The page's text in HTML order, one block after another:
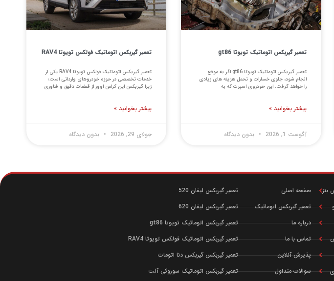
تعمیر گیربکس اتوماتیک تویوتا gt86
تعمیر گیربکس اتوماتیک تویوتا gt86 اگر به موقع
انجام شود، جلوی خسارات و تحمل هزینه های زیادی
را خواهد گرفت. این خودروی اسپرت که به
بیشتر بخوانید »
آگوست 1, 2026 بدون دیدگاه
تعمیر گیربکس اتوماتیک فولکس تویوتا RAV4
تعمیر گیربکس اتوماتیک فولکس تویوتا RAV4 یکی از
خدمات تخصصی در حوزه خودروهای وارداتی است؛
زیرا گیربکس این کراس اوور از قطعات دقیق و فناوری
بیشتر بخوانید »
جولای 29, 2026 بدون دیدگاه
بنز
صفحه اصلی
تعمیر گیربکس اتوماتیک
درباره ما
تماس با ما
پذیرش آنلاین
سوالات متداول
تعمیر گیربکس لیفان 520
تعمیر گیربکس لیفان 620
تعمیر گیربکس اتوماتیک تویوتا gt86
تعمیر گیربکس اتوماتیک فولکس تویوتا RAV4
تعمیر گیربکس گیربکس دنا اتومات
تعمیر گیربکس اتوماتیک سوزوکی آلت